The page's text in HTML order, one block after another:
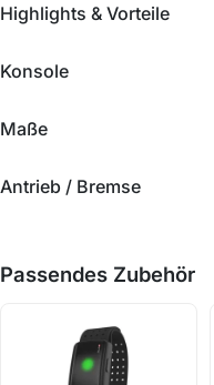
Highlights & Vorteile
Konsole
Maße
Antrieb / Bremse
Passendes Zubehör